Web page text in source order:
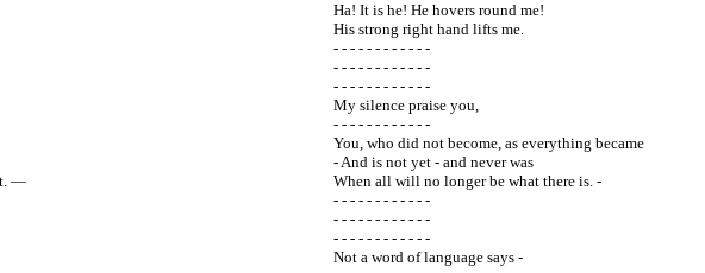
—
Ha! It is he! He hovers round me!
His strong right hand lifts me.
- - - - - - - - - - - -
- - - - - - - - - - - -
- - - - - - - - - - - -
My silence praise you,
- - - - - - - - - - - -
You, who did not become, as everything became
- And is not yet - and never was
When all will no longer be what there is. -
- - - - - - - - - - - -
- - - - - - - - - - - -
- - - - - - - - - - - -
Not a word of language says -